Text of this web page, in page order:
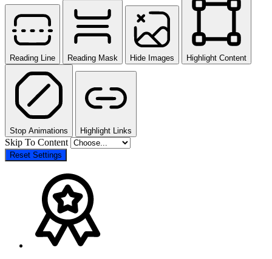
Reading Line Reading Mask Hide Images Highlight Content
Stop Animations Highlight Links
Skip To Content
Reset Settings